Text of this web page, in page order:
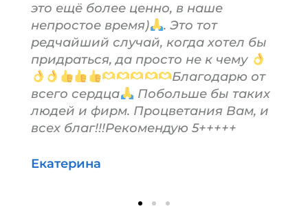
это ещё более ценно, в наше
непростое время)
. Это тот
редчайший случай, когда хотел бы
придраться, да просто не к чему
Благодарю от
всего сердца
Побольше бы таких
людей и фирм. Процветания Вам, и
всех благ!!!Рекомендую 5+++++
Екатерина